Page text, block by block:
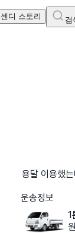
센디 스토리 검
용달 이용했
운송정보
1